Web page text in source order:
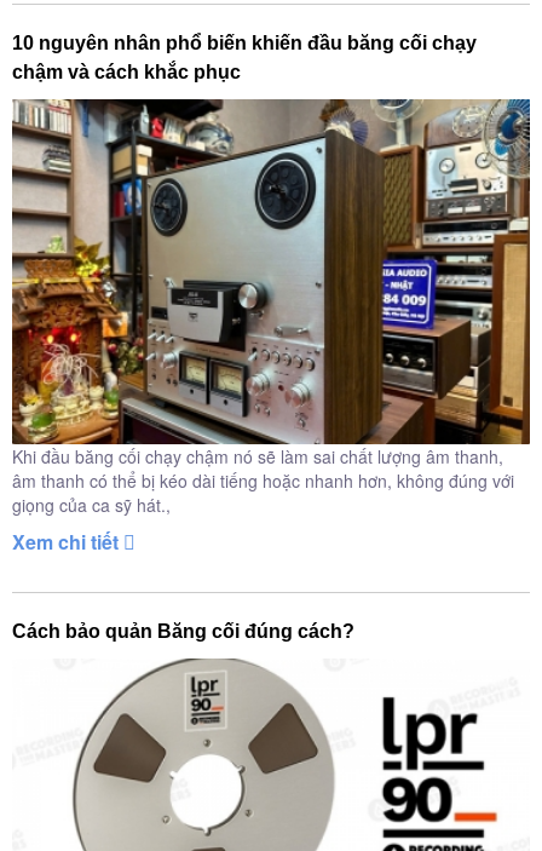
10 nguyên nhân phổ biến khiến đầu băng cối chạy
chậm và cách khắc phục
Khi đầu băng cối chạy chậm nó sẽ làm sai chất lượng âm thanh,
âm thanh có thể bị kéo dài tiếng hoặc nhanh hơn, không đúng với
giọng của ca sỹ hát.,
Xem chi tiết
Cách bảo quản Băng cối đúng cách?